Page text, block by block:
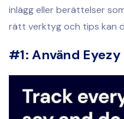
inlägg eller berättelser
rätt verktyg och tips kan
#1: Använd